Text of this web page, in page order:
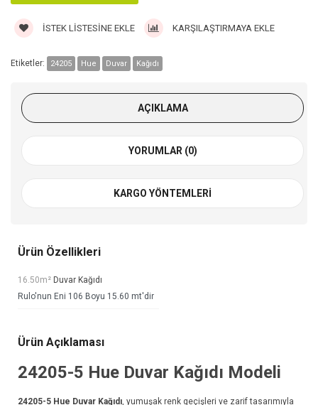
İSTEK LISTESINE EKLE KARŞILAŞTIRMAYA EKLE
Etiketler: 24205 Hue Duvar Kağıdı
AÇIKLAMA
YORUMLAR (0)
KARGO YÖNTEMLERI
Ürün Özellikleri
16.50m² Duvar Kağıdı
Rulo'nun Eni 106 Boyu 15.60 mt'dir
Ürün Açıklaması
24205-5 Hue Duvar Kağıdı Modeli
24205-5 Hue Duvar Kağıdı , yumuşak renk geçişleri ve zarif tasarımıyla